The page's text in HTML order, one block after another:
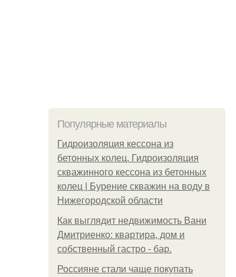
Популярные материалы
Гидроизоляция кессона из
бетонных колец. Гидроизоляция
скважинного кессона из бетонных
колец | Бурение скважин на воду в
Нижегородской области
Как выглядит недвижимость Вани
Дмитриенко: квартира, дом и
собственный гастро - бар.
Россияне стали чаще покупать